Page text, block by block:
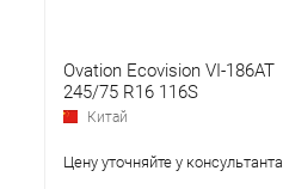
Ovation Ecovision VI-186AT
245/75 R16 116S
Китай
Цену уточняйте у консультанта